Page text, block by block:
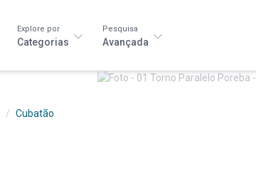
Explore por
Categorias
Pesquisa
Avançada
Cubatão